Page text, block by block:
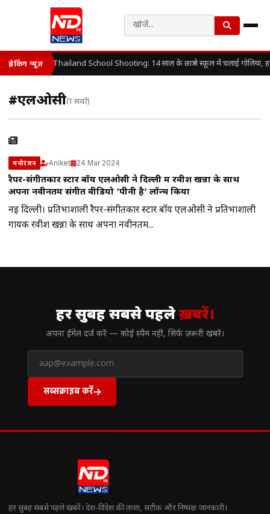
ब्रेकिंग न्यूज़ Thailand School Shooting: 14 साल के छात्र ने स्कूल में चलाई गोलियां,
#एलओसी(1 खबरें)
मनोरंजन Aniket 24 Mar 2024
रैपर-संगीतकार स्टार बॉय एलओसी ने दिल्ली में रवीश खन्ना के साथ
अपना नवीनतम संगीत वीडियो ‘पीनी है’ लॉन्च किया
नई दिल्ली। प्रतिभाशाली रैपर-संगीतकार स्टार बॉय एलओसी ने प्रतिभाशाली
गायक रवीश खन्ना के साथ अपना नवीनतम...
हर सुबह सबसे पहलेख़बरें।
अपना ईमेल दर्ज करें — कोई स्पैम नहीं, सिर्फ ज़रूरी खबरें।
सब्सक्राइब करें
हर सुबह सबसे पहले खबरें। देश-विदेश की ताज़ा, सटीक और निष्पक्ष जानकारी।